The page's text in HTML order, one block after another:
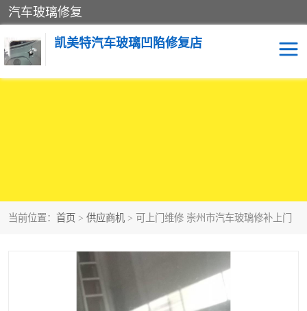
汽车玻璃修复
凯美特汽车玻璃凹陷修复店
当前位置： 首页 > 供应商机 > 可上门维修 崇州市汽车玻璃修补上门